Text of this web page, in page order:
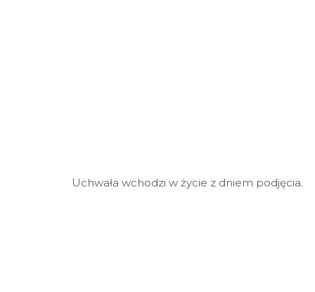
Uchwała wchodzi w życie z dniem podjęcia.